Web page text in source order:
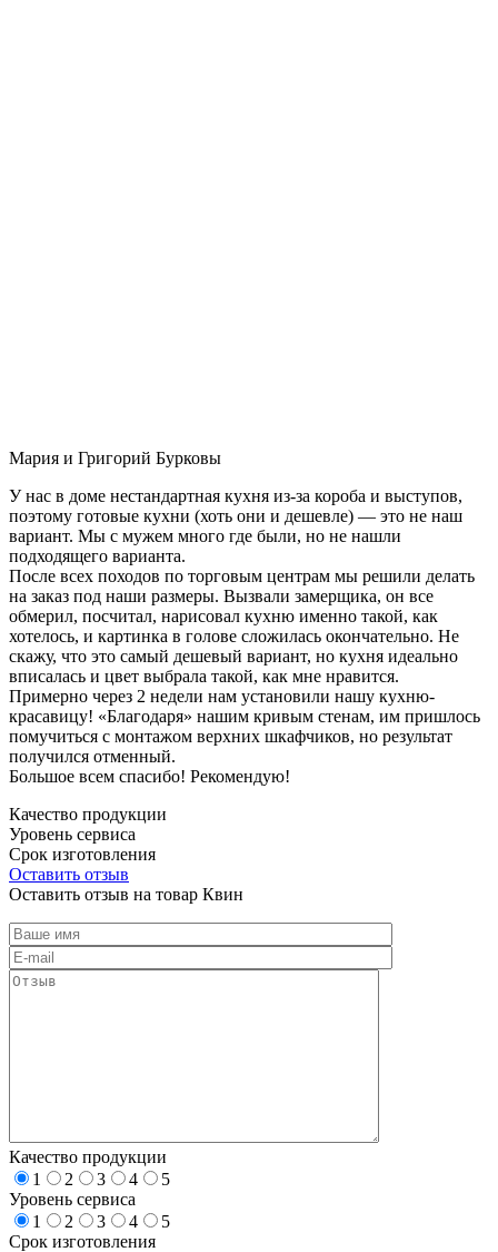
Мария и Григорий Бурковы
У нас в доме нестандартная кухня из-за короба и выступов,
поэтому готовые кухни (хоть они и дешевле) — это не наш
вариант. Мы с мужем много где были, но не нашли
подходящего варианта.
После всех походов по торговым центрам мы решили делать
на заказ под наши размеры. Вызвали замерщика, он все
обмерил, посчитал, нарисовал кухню именно такой, как
хотелось, и картинка в голове сложилась окончательно. Не
скажу, что это самый дешевый вариант, но кухня идеально
вписалась и цвет выбрала такой, как мне нравится.
Примерно через 2 недели нам установили нашу кухню-
красавицу! «Благодаря» нашим кривым стенам, им пришлось
помучиться с монтажом верхних шкафчиков, но результат
получился отменный.
Большое всем спасибо! Рекомендую!
Качество продукции
Уровень сервиса
Срок изготовления
Оставить отзыв
Оставить отзыв на товар Квин
Качество продукции
1
2 3 4
5
Уровень сервиса
1
2 3 4
5
Срок изготовления